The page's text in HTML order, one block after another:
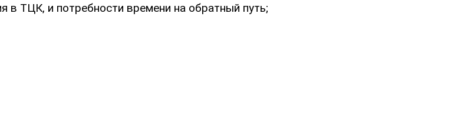
в ТЦК, и потребности времени на обратный путь;